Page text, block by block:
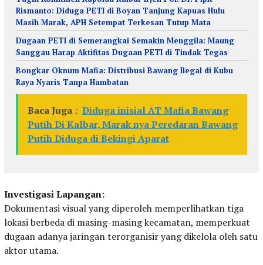
Rismanto: Diduga PETI di Boyan Tanjung Kapuas Hulu
Masih Marak, APH Setempat Terkesan Tutup Mata
Dugaan PETI di Semerangkai Semakin Menggila: Maung
Sanggau Harap Aktifitas Dugaan PETI di Tindak Tegas
Bongkar Oknum Mafia: Distribusi Bawang Ilegal di Kubu
Raya Nyaris Tanpa Hambatan
Baca Juga : Diduga inisial AT Mafia Bawang
Putih Di Kalbar, Marak nya Peredaran Bawang
Putih Diduga di Bekingi Aparat
Investigasi Lapangan:
Dokumentasi visual yang diperoleh memperlihatkan tiga
lokasi berbeda di masing-masing kecamatan, memperkuat
dugaan adanya jaringan terorganisir yang dikelola oleh satu
aktor utama.